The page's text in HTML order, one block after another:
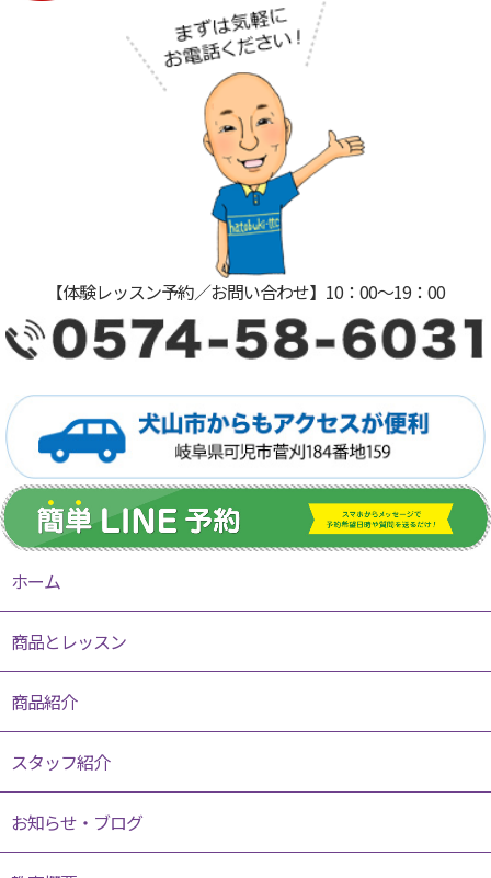
【体験レッスン予約／お問い合わせ】10：00〜19：00
ホーム
商品とレッスン
商品紹介
スタッフ紹介
お知らせ・ブログ